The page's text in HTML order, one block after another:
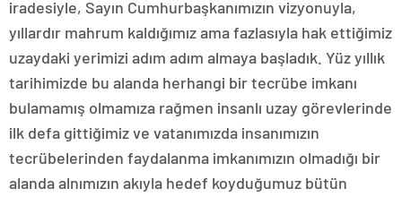
iradesiyle, Sayın Cumhurbaşkanımızın vizyonuyla,
yıllardır mahrum kaldığımız ama fazlasıyla hak ettiğimiz
uzaydaki yerimizi adım adım almaya başladık. Yüz yıllık
tarihimizde bu alanda herhangi bir tecrübe imkanı
bulamamış olmamıza rağmen insanlı uzay görevlerinde
ilk defa gittiğimiz ve vatanımızda insanımızın
tecrübelerinden faydalanma imkanımızın olmadığı bir
alanda alnımızın akıyla hedef koyduğumuz bütün